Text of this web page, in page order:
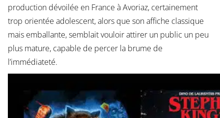
production dévoilée en France à Avoriaz, certainement
trop orientée adolescent, alors que son affiche classique
mais emballante, semblait vouloir attirer un public un peu
plus mature, capable de percer la brume de
l’immédiateté.